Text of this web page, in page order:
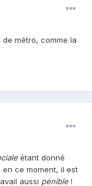
métro, comme la
étant donné
en ce moment, il est
aussi pénible !